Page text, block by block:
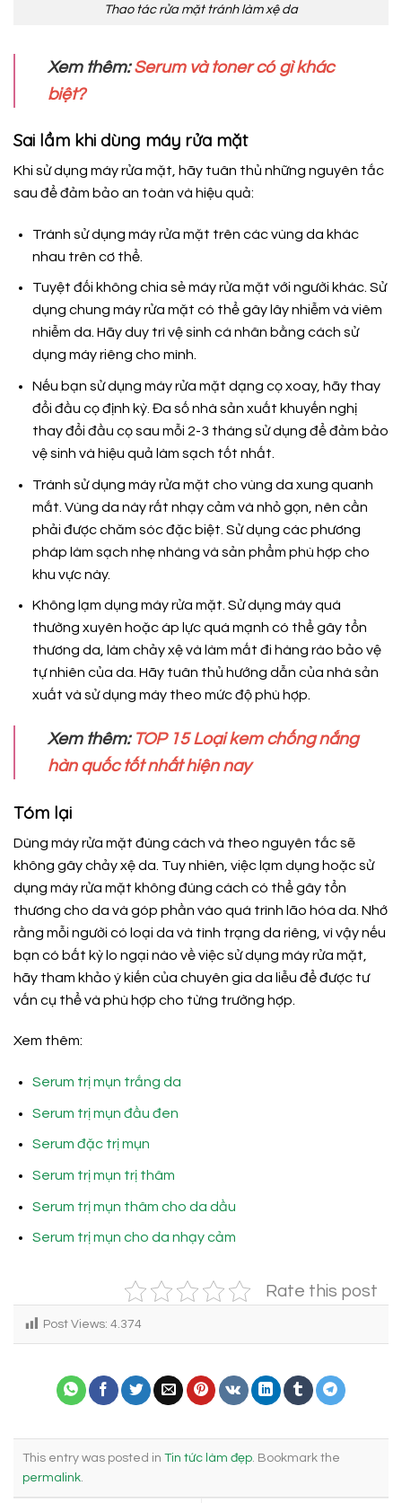
Thao tác rửa mặt tránh làm xệ da
Xem thêm: Serum và toner có gì khác
biệt?
Sai lầm khi dùng máy rửa mặt
Khi sử dụng máy rửa mặt, hãy tuân thủ những nguyên tắc
sau để đảm bảo an toàn và hiệu quả:
Tránh sử dụng máy rửa mặt trên các vùng da khác
nhau trên cơ thể.
Tuyệt đối không chia sẻ máy rửa mặt với người khác. Sử
dụng chung máy rửa mặt có thể gây lây nhiễm và viêm
nhiễm da. Hãy duy trì vệ sinh cá nhân bằng cách sử
dụng máy riêng cho mình.
Nếu bạn sử dụng máy rửa mặt dạng cọ xoay, hãy thay
đổi đầu cọ định kỳ. Đa số nhà sản xuất khuyến nghị
thay đổi đầu cọ sau mỗi 2-3 tháng sử dụng để đảm bảo
vệ sinh và hiệu quả làm sạch tốt nhất.
Tránh sử dụng máy rửa mặt cho vùng da xung quanh
mắt. Vùng da này rất nhạy cảm và nhỏ gọn, nên cần
phải được chăm sóc đặc biệt. Sử dụng các phương
pháp làm sạch nhẹ nhàng và sản phẩm phù hợp cho
khu vực này.
Không lạm dụng máy rửa mặt. Sử dụng máy quá
thường xuyên hoặc áp lực quá mạnh có thể gây tổn
thương da, làm chảy xệ và làm mất đi hàng rào bảo vệ
tự nhiên của da. Hãy tuân thủ hướng dẫn của nhà sản
xuất và sử dụng máy theo mức độ phù hợp.
Xem thêm: TOP 15 Loại kem chống nắng
hàn quốc tốt nhất hiện nay
Tóm lại
Dùng máy rửa mặt đúng cách và theo nguyên tắc sẽ
không gây chảy xệ da. Tuy nhiên, việc lạm dụng hoặc sử
dụng máy rửa mặt không đúng cách có thể gây tổn
thương cho da và góp phần vào quá trình lão hóa da. Nhớ
rằng mỗi người có loại da và tình trạng da riêng, vì vậy nếu
bạn có bất kỳ lo ngại nào về việc sử dụng máy rửa mặt,
hãy tham khảo ý kiến của chuyên gia da liễu để được tư
vấn cụ thể và phù hợp cho từng trường hợp.
Xem thêm:
Serum trị mụn trắng da
Serum trị mụn đầu đen
Serum đặc trị mụn
Serum trị mụn trị thâm
Serum trị mụn thâm cho da dầu
Serum trị mụn cho da nhạy cảm
Rate this post
Post Views: 4.374
This entry was posted in Tin tức làm đẹp. Bookmark the
permalink.